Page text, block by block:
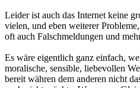
Leider ist auch das Internet keine
vielen, und eben weiterer
oft auch Falschmeldungen und
Es wäre eigentlich ganz einfach,
moralische, sensible, liebevollen
bereit währen dem anderen nicht